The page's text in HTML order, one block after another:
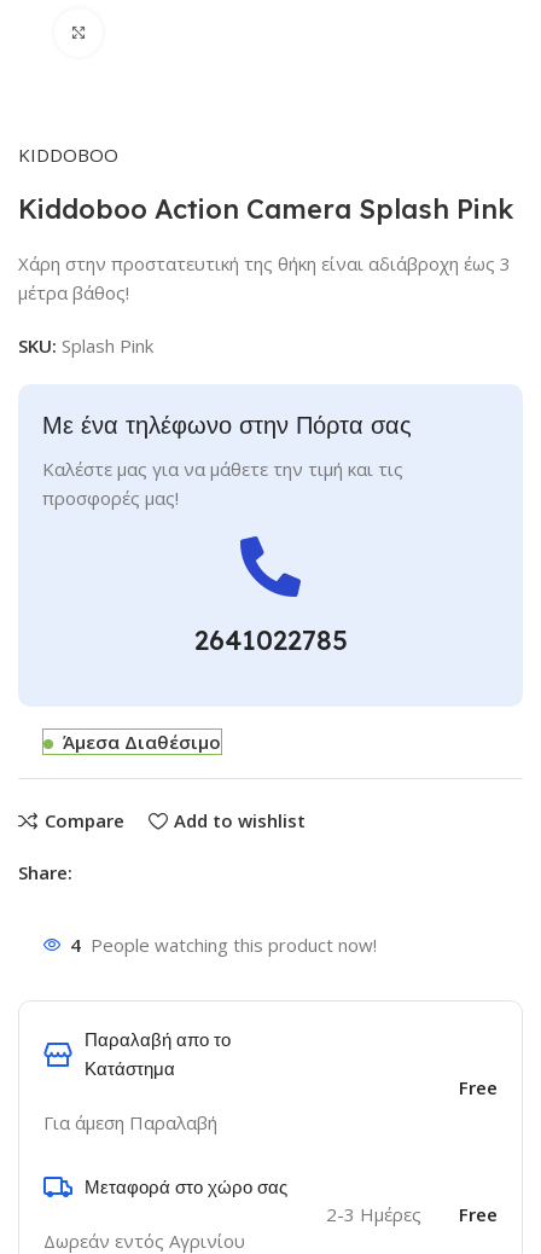
KIDDOBOO
Kiddoboo Action Camera Splash Pink
Xάρη στην προστατευτική της θήκη είναι αδιάβροχη έως 3
μέτρα βάθος!
SKU:Splash Pink
Με ένα τηλέφωνο στην Πόρτα σας
Καλέστε μας για να μάθετε την τιμή και τις
προσφορές μας!
2641022785
Άμεσα Διαθέσιμο
Compare Add to wishlist
Share:
4 People watching this product now!
Παραλαβή απο το
Κατάστημα
Για άμεση Παραλαβή
Free
Μεταφορά στο χώρο σας
Δωρεάν εντός Αγρινίου
2-3 Ημέρες Free